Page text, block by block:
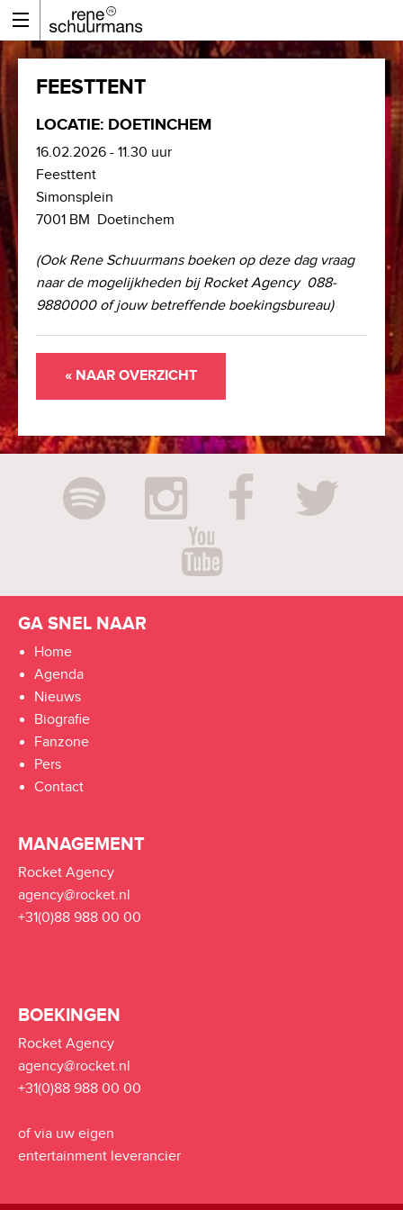
FEESTTENT
LOCATIE: DOETINCHEM
16.02.2026 - 11.30 uur
Feesttent
Simonsplein
7001 BM Doetinchem
(Ook Rene Schuurmans boeken op deze dag vraag
naar de mogelijkheden bij Rocket Agency 088-
9880000 of jouw betreffende boekingsbureau)
« NAAR OVERZICHT
GA SNEL NAAR
Home
Agenda
Nieuws
Biografie
Fanzone
Pers
Contact
MANAGEMENT
Rocket Agency
agency@rocket.nl
+31(0)88 988 00 00
BOEKINGEN
Rocket Agency
agency@rocket.nl
+31(0)88 988 00 00
of via uw eigen
entertainment leverancier